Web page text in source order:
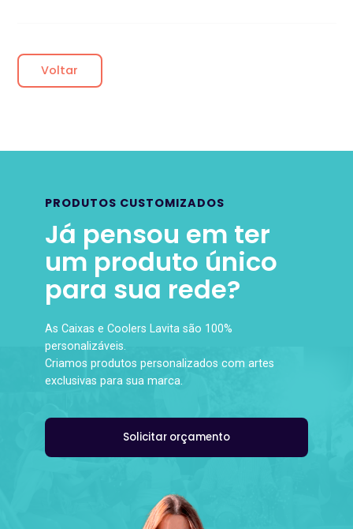
Voltar
PRODUTOS CUSTOMIZADOS
Já pensou em ter
um produto único
para sua rede?
As Caixas e Coolers Lavita são 100%
personalizáveis.
Criamos produtos personalizados com artes
exclusivas para sua marca.
Solicitar orçamento